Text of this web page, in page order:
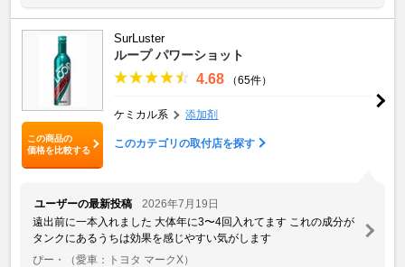
この商品の
価格を比較する
SurLuster
ループ パワーショット
4.68 （65件）
ケミカル系 添加剤
このカテゴリの取付店を探す
ユーザーの最新投稿
2026年7月19日
遠出前に一本入れました 大体年に3〜4回入れてます これの成分が
タンクにあるうちは効果を感じやすい気がします
ぴー・
（愛車：トヨタ マークX）